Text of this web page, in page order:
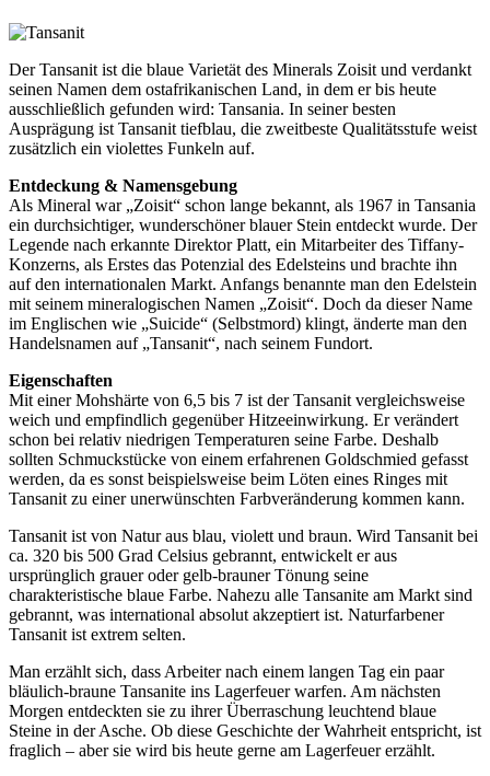
Der Tansanit ist die blaue Varietät des Minerals Zoisit und verdankt
seinen Namen dem ostafrikanischen Land, in dem er bis heute
ausschließlich gefunden wird: Tansania. In seiner besten
Ausprägung ist Tansanit tiefblau, die zweitbeste Qualitätsstufe weist
zusätzlich ein violettes Funkeln auf.
Entdeckung & Namensgebung
Als Mineral war „Zoisit“ schon lange bekannt, als 1967 in Tansania
ein durchsichtiger, wunderschöner blauer Stein entdeckt wurde. Der
Legende nach erkannte Direktor Platt, ein Mitarbeiter des Tiffany-
Konzerns, als Erstes das Potenzial des Edelsteins und brachte ihn
auf den internationalen Markt. Anfangs benannte man den Edelstein
mit seinem mineralogischen Namen „Zoisit“. Doch da dieser Name
im Englischen wie „Suicide“ (Selbstmord) klingt, änderte man den
Handelsnamen auf „Tansanit“, nach seinem Fundort.
Eigenschaften
Mit einer Mohshärte von 6,5 bis 7 ist der Tansanit vergleichsweise
weich und empfindlich gegenüber Hitzeeinwirkung. Er verändert
schon bei relativ niedrigen Temperaturen seine Farbe. Deshalb
sollten Schmuckstücke von einem erfahrenen Goldschmied gefasst
werden, da es sonst beispielsweise beim Löten eines Ringes mit
Tansanit zu einer unerwünschten Farbveränderung kommen kann.
Tansanit ist von Natur aus blau, violett und braun. Wird Tansanit bei
ca. 320 bis 500 Grad Celsius gebrannt, entwickelt er aus
ursprünglich grauer oder gelb-brauner Tönung seine
charakteristische blaue Farbe. Nahezu alle Tansanite am Markt sind
gebrannt, was international absolut akzeptiert ist. Naturfarbener
Tansanit ist extrem selten.
Man erzählt sich, dass Arbeiter nach einem langen Tag ein paar
bläulich-braune Tansanite ins Lagerfeuer warfen. Am nächsten
Morgen entdeckten sie zu ihrer Überraschung leuchtend blaue
Steine in der Asche. Ob diese Geschichte der Wahrheit entspricht, ist
fraglich – aber sie wird bis heute gerne am Lagerfeuer erzählt.